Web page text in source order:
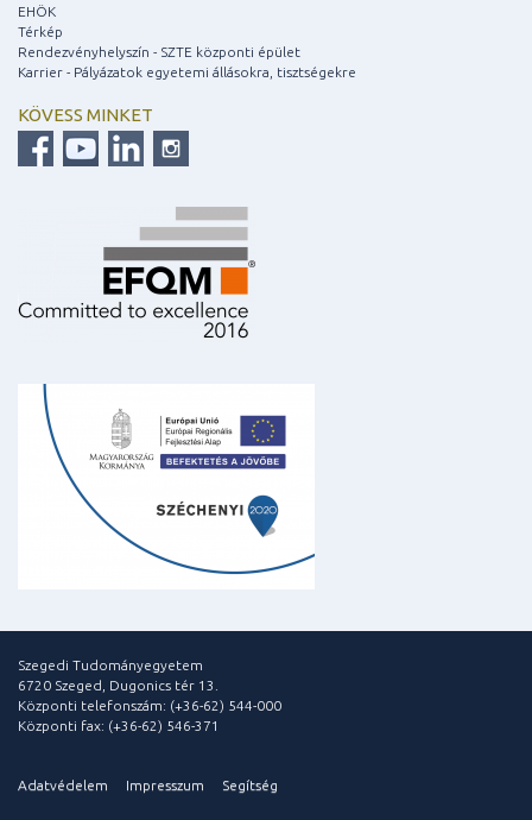
EHÖK
Térkép
Rendezvényhelyszín - SZTE központi épület
Karrier - Pályázatok egyetemi állásokra, tisztségekre
KÖVESS MINKET
Szegedi Tudományegyetem
6720 Szeged, Dugonics tér 13.
Központi telefonszám: (+36-62) 544-000
Központi fax: (+36-62) 546-371
Adatvédelem Impresszum Segítség